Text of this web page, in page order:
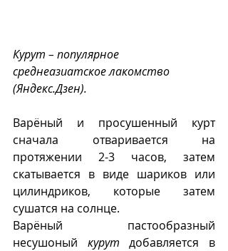
Курут – популярное
среднеазиатское лакомство
(Яндекс.Дзен).
Варёный и просушенный курт
сначала отваривается на
протяжении 2-3 часов, затем
скатывается в виде шариков или
цилиндриков, которые затем
сушатся на солнце.
Варёный пастообразный
несушоный курут добавляется в